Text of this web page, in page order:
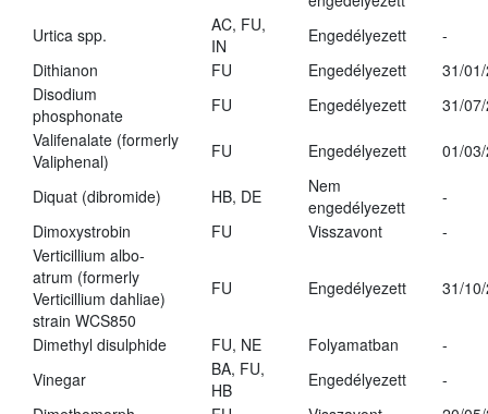
Urtica spp.
AC, FU,
IN
Engedélyezett
-
Dithianon
FU Engedélyezett
31/
Disodium
phosphonate
FU Engedélyezett
31/
Valifenalate (formerly
Valiphenal)
FU Engedélyezett 01/
Diquat (dibromide) HB, DE
Nem
engedélyezett
-
Dimoxystrobin
FU Visszavont
-
Verticillium albo-
atrum (formerly
Verticillium dahliae)
strain WCS850
FU Engedélyezett 31/
Dimethyl disulphide FU, NE Folyamatban
-
Vinegar
BA, FU,
HB
Engedélyezett
-